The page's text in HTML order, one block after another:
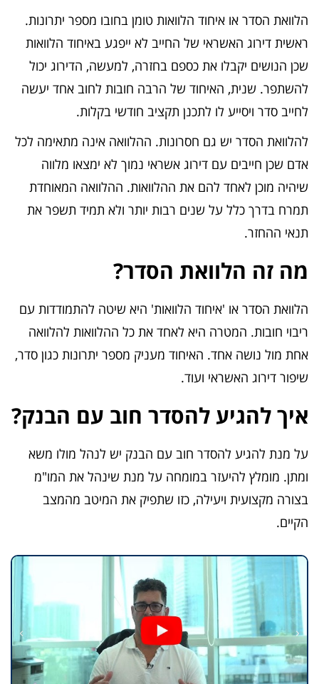
הלוואת הסדר או איחוד הלוואות טומן בחובו מספר יתרונות.
ראשית דירוג האשראי של החייב לא ייפגע באיחוד הלוואות
שכן הנושים יקבלו את כספם בחזרה, למעשה, הדירוג יכול
להשתפר. שנית, האיחוד של הרבה חובות לחוב אחד יעשה
לחייב סדר ויסייע לו לתכנן תקציב חודשי בקלות.
להלוואת הסדר יש גם חסרונות. ההלוואה אינה מתאימה לכל
אדם שכן חייבים עם דירוג אשראי נמוך לא ימצאו מלווה
שיהיה מוכן לאחד להם את ההלוואות. ההלוואה המאוחדת
תמרח בדרך כלל על שנים רבות יותר ולא תמיד תשפר את
תנאי ההחזר.
מה זה הלוואת הסדר?
הלוואת הסדר או 'איחוד הלוואות' היא שיטה להתמודדות עם
ריבוי חובות. המטרה היא לאחד את כל ההלוואות להלוואה
אחת מול נושה אחד. האיחוד מעניק מספר יתרונות כגון סדר,
שיפור דירוג האשראי ועוד.
איך להגיע להסדר חוב עם הבנק?
על מנת להגיע להסדר חוב עם הבנק יש לנהל מולו משא
ומתן. מומלץ להיעזר במומחה על מנת שינהל את המו"מ
בצורה מקצועית ויעילה, כזו שתפיק את המיטב מהמצב
הקיים.